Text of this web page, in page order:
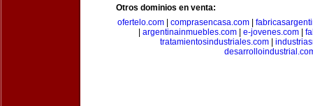
Otros dominios en venta:
ofertelo.com| comprasencasa.com|
argentinainmuebles.com| e-jovenes.com|
tratamientosindustriales.com